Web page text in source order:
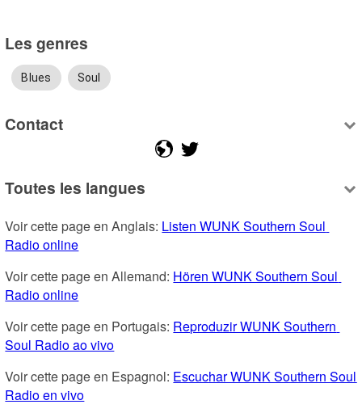
Les genres
Blues Soul
Contact
Toutes les langues
Voir cette page en Anglais: Listen WUNK Southern Soul
Radio online
Voir cette page en Allemand: Hören WUNK Southern Soul
Radio online
Voir cette page en Portugais: Reproduzir WUNK Southern
Soul Radio ao vivo
Voir cette page en Espagnol: Escuchar WUNK Southern Soul
Radio en vivo